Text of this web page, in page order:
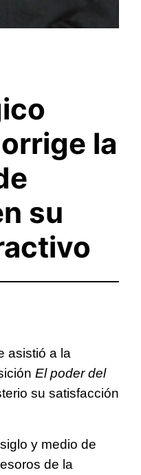
la
su
asistió a la
El poder del
su satisfacción
y medio de
de la